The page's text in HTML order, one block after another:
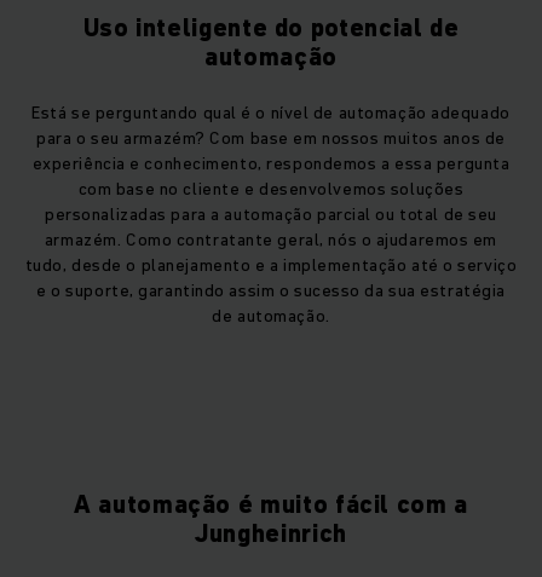
Uso inteligente do potencial de
automação
Está se perguntando qual é o nível de automação adequado
para o seu armazém? Com base em nossos muitos anos de
experiência e conhecimento, respondemos a essa pergunta
com base no cliente e desenvolvemos soluções
personalizadas para a automação parcial ou total de seu
armazém. Como contratante geral, nós o ajudaremos em
tudo, desde o planejamento e a implementação até o serviço
e o suporte, garantindo assim o sucesso da sua estratégia
de automação.
A automação é muito fácil com a
Jungheinrich